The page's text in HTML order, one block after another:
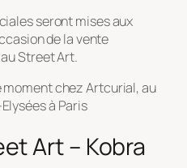
seront mises aux
de la vente
Street Art.
moment chez Artcurial, au
à Paris
Art – Kobra